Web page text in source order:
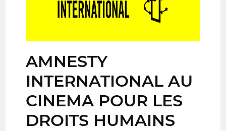
AMNESTY
INTERNATIONAL AU
CINEMA POUR LES
DROITS HUMAINS